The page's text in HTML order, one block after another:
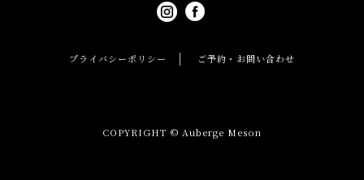
プライバシーポリシー ご予約・お問い合わせ
COPYRIGHT © Auberge Meson